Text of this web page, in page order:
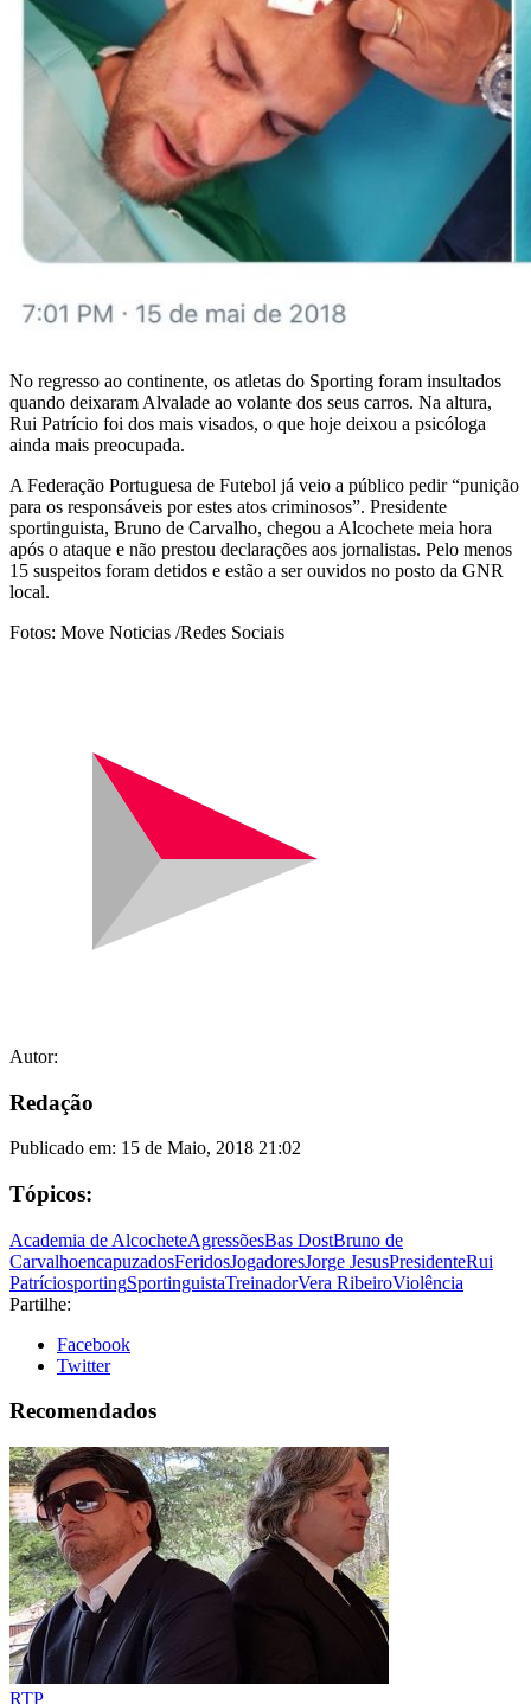
No regresso ao continente, os atletas do Sporting foram insultados
quando deixaram Alvalade ao volante dos seus carros. Na altura,
Rui Patrício foi dos mais visados, o que hoje deixou a psicóloga
ainda mais preocupada.
A Federação Portuguesa de Futebol já veio a público pedir “punição
para os responsáveis por estes atos criminosos”. Presidente
sportinguista, Bruno de Carvalho, chegou a Alcochete meia hora
após o ataque e não prestou declarações aos jornalistas. Pelo menos
15 suspeitos foram detidos e estão a ser ouvidos no posto da GNR
local.
Fotos: Move Noticias /Redes Sociais
Autor:
Redação
Publicado em: 15 de Maio, 2018 21:02
Tópicos:
Academia de AlcocheteAgressõesBas DostBruno de
CarvalhoencapuzadosFeridosJogadoresJorge JesusPresidenteRui
PatríciosportingSportinguistaTreinadorVera RibeiroViolência
Partilhe:
Facebook
Twitter
Recomendados
RTP